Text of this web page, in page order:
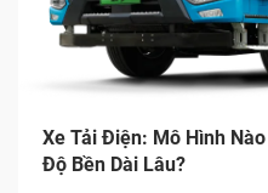
Xe Tải Điện: Mô Hình
Độ Bền Dài Lâu?